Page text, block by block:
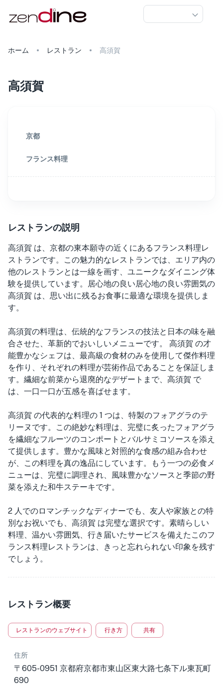
ホーム レストラン 高須賀
高須賀
京都
フランス料理
レストランの説明
高須賀 は、京都の東本願寺の近くにあるフランス料理レ
ストランです。この魅力的なレストランでは、エリア内の
他のレストランとは一線を画す、ユニークなダイニング体
験を提供しています。居心地の良い居心地の良い雰囲気の
高須賀 は、思い出に残るお食事に最適な環境を提供しま
す。
高須賀の料理は、伝統的なフランスの技法と日本の味を融
合させた、革新的でおいしいメニューです。 高須賀 の才
能豊かなシェフは、最高級の食材のみを使用して傑作料理
を作り、それぞれの料理が芸術作品であることを保証しま
す。繊細な前菜から退廃的なデザートまで、高須賀 で
は、一口一口が五感を喜ばせます。
高須賀 の代表的な料理の 1 つは、特製のフォアグラのテ
リーヌです。この絶妙な料理は、完璧に炙ったフォアグラ
を繊細なフルーツのコンポートとバルサミコソースを添え
て提供します。豊かな風味と対照的な食感の組み合わせ
が、この料理を真の逸品にしています。もう一つの必食メ
ニューは、完璧に調理され、風味豊かなソースと季節の野
菜を添えた和牛ステーキです。
2 人でのロマンチックなディナーでも、友人や家族との特
別なお祝いでも、高須賀 は完璧な選択です。素晴らしい
料理、温かい雰囲気、行き届いたサービスを備えたこのフ
ランス料理レストランは、きっと忘れられない印象を残す
でしょう。
レストラン概要
レストランのウェブサイト 行き方 共有
住所
〒605-0951 京都府京都市東山区東大路七条下ル東瓦町
690